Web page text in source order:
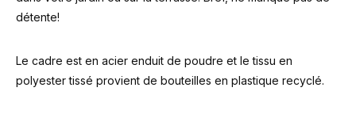
détente!
Le cadre est en acier enduit de poudre et le tissu en
polyester tissé provient de bouteilles en plastique recyclé.